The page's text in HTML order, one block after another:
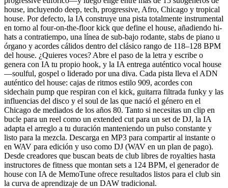
house, incluyendo deep, tech, progressive, Afro, Chicago y tropical
house. Por defecto, la IA construye una pista totalmente instrumental
en torno al four-on-the-floor kick que define el house, añadiendo hi-
hats a contratiempo, una línea de sub-bajo rodante, stabs de piano u
órgano y acordes cálidos dentro del clásico rango de 118–128 BPM
del house. ¿Quieres voces? Abre el paso de la letra y escribe o
genera con IA tu propio hook, y la IA entrega auténtico vocal house
—soulful, gospel o liderado por una diva. Cada pista lleva el ADN
auténtico del house: cajas de ritmos estilo 909, acordes con
sidechain pump que respiran con el kick, guitarra filtrada funky y las
influencias del disco y el soul de las que nació el género en el
Chicago de mediados de los años 80. Tanto si necesitas un clip en
bucle para un reel como un extended cut para un set de DJ, la IA
adapta el arreglo a tu duración manteniendo un pulso constante y
listo para la mezcla. Descarga en MP3 para compartir al instante o
en WAV para edición y uso como DJ (WAV en un plan de pago).
Desde creadores que buscan beats de club libres de royalties hasta
instructores de fitness que montan sets a 124 BPM, el generador de
house con IA de MemoTune ofrece resultados listos para el club sin
la curva de aprendizaje de un DAW tradicional.